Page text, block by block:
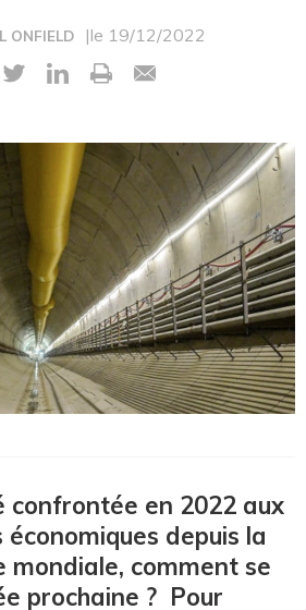
ONFIELD |le 19/12/2022
confrontée en 2022 aux
depuis la
mondiale, comment se
prochaine ? Pour